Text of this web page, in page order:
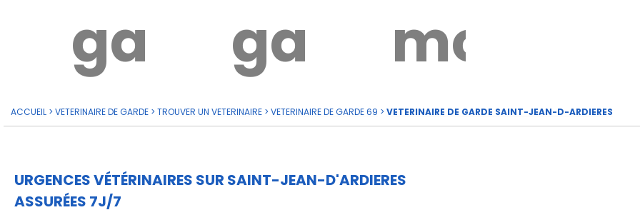
garde?gardemoi
ACCUEIL > VETERINAIRE DE GARDE > TROUVER UN VETERINAIRE > VETERINAIRE DE GARDE 69 > VETERINAIRE DE GARDE SAINT-JEAN-D-ARDIERES
URGENCES VÉTÉRINAIRES SUR SAINT-JEAN-D'ARDIERES
ASSURÉES 7J/7